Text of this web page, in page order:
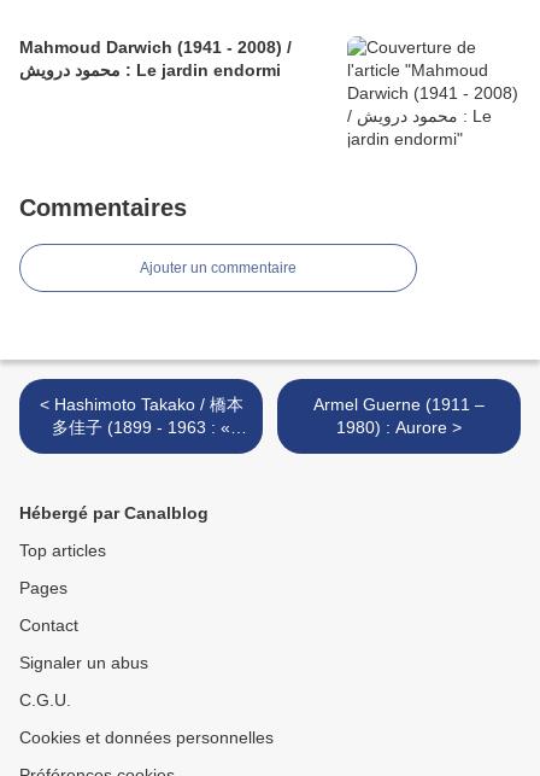
Mahmoud Darwich (1941 - 2008) /
محمود درويش : Le jardin endormi
Commentaires
Ajouter un commentaire
< Hashimoto Takako / 橋本
多佳子 (1899 - 1963 : «
Comment dormir... »
Armel Guerne (1911 –
1980) : Aurore >
Hébergé par Canalblog
Top articles
Pages
Contact
Signaler un abus
C.G.U.
Cookies et données personnelles